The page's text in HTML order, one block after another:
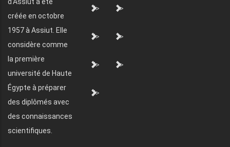
créée en octobre
1957 à Assiut. Elle
considère comme
la première
université de Haute
Égypte à préparer
des diplômés avec
des connaissances
scientifiques.
"> ">
"> ">
"> ">
">